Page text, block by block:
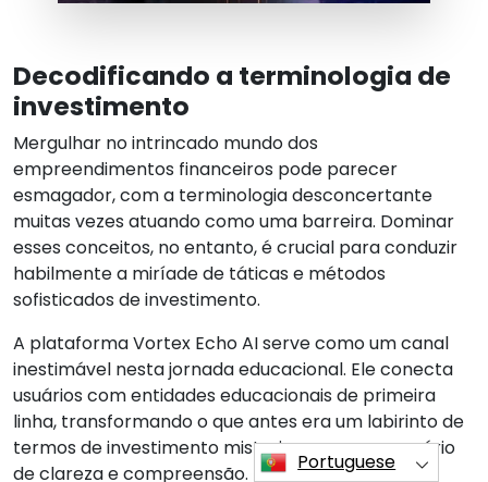
Decodificando a terminologia de
investimento
Mergulhar no intrincado mundo dos
empreendimentos financeiros pode parecer
esmagador, com a terminologia desconcertante
muitas vezes atuando como uma barreira. Dominar
esses conceitos, no entanto, é crucial para conduzir
habilmente a miríade de táticas e métodos
sofisticados de investimento.
A plataforma Vortex Echo AI serve como um canal
inestimável nesta jornada educacional. Ele conecta
usuários com entidades educacionais de primeira
linha, transformando o que antes era um labirinto de
termos de investimento misteriosos em um cenário
de clareza e compreensão.
Portuguese